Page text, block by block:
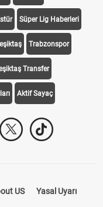
Süper Lig Haberleri
Trabzonspor
Transfer
Aktif Sayaç
US Yasal Uyarı